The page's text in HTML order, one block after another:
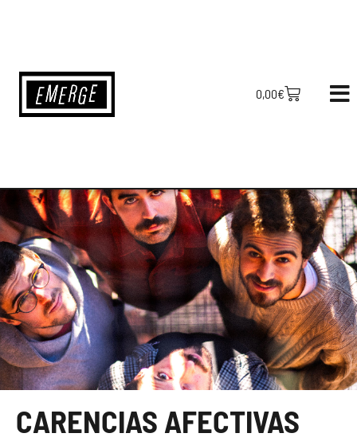
0,00€
CARENCIAS AFECTIVAS